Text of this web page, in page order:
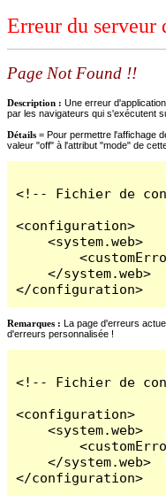
Erreur du serveur
Page Not Found !!
Description : Une erreur
par les navigateurs qui s'exécutent
Détails = Pour permettre l'affichage
valeur "off" à l'attribut "mode" de
<!-- Fichier de
<configuration>
    <system.web>
    </system.web>
</configuration>
Remarques : La page d'erreurs
d'erreurs personnalisée !
<!-- Fichier de
<configuration>
    <system.web>
    </system.web>
</configuration>